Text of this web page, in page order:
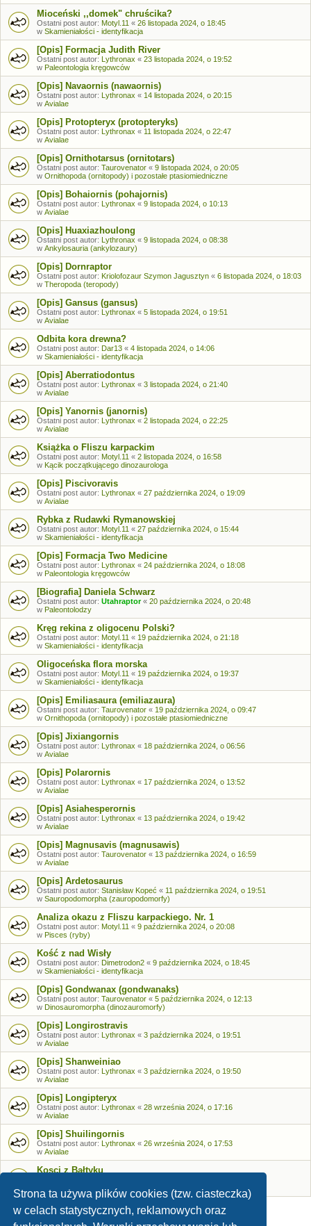
Strona ta używa plików cookies (tzw. ciasteczka)
w celach statystycznych, reklamowych oraz
Mioceński ,,domek" chruścika?
Ostatni post autor: Motyl.11 « 26 listopada 2024, o 18:45
w Skamieniałości - identyfikacja
[Opis] Formacja Judith River
Ostatni post autor: Lythronax « 23 listopada 2024, o 19:52
w Paleontologia kręgowców
[Opis] Navaornis (nawaornis)
Ostatni post autor: Lythronax « 14 listopada 2024, o 20:15
w Avialae
[Opis] Protopteryx (protopteryks)
Ostatni post autor: Lythronax « 11 listopada 2024, o 22:47
w Avialae
[Opis] Ornithotarsus (ornitotars)
Ostatni post autor: Taurovenator « 9 listopada 2024, o 20:05
w Ornithopoda (ornitopody) i pozostałe ptasiomiedniczne
[Opis] Bohaiornis (pohajornis)
Ostatni post autor: Lythronax « 9 listopada 2024, o 10:13
w Avialae
[Opis] Huaxiazhoulong
Ostatni post autor: Lythronax « 9 listopada 2024, o 08:38
w Ankylosauria (ankylozaury)
[Opis] Dornraptor
Ostatni post autor: Kriolofozaur Szymon Jagusztyn « 6 listopada 2024, o 18:03
w Theropoda (teropody)
[Opis] Gansus (gansus)
Ostatni post autor: Lythronax « 5 listopada 2024, o 19:51
w Avialae
Odbita kora drewna?
Ostatni post autor: Dar13 « 4 listopada 2024, o 14:06
w Skamieniałości - identyfikacja
[Opis] Aberratiodontus
Ostatni post autor: Lythronax « 3 listopada 2024, o 21:40
w Avialae
[Opis] Yanornis (janornis)
Ostatni post autor: Lythronax « 2 listopada 2024, o 22:25
w Avialae
Książka o Fliszu karpackim
Ostatni post autor: Motyl.11 « 2 listopada 2024, o 16:58
w Kącik początkującego dinozaurologa
[Opis] Piscivoravis
Ostatni post autor: Lythronax « 27 października 2024, o 19:09
w Avialae
Rybka z Rudawki Rymanowskiej
Ostatni post autor: Motyl.11 « 27 października 2024, o 15:44
w Skamieniałości - identyfikacja
[Opis] Formacja Two Medicine
Ostatni post autor: Lythronax « 24 października 2024, o 18:08
w Paleontologia kręgowców
[Biografia] Daniela Schwarz
Ostatni post autor: Utahraptor« 20 października 2024, o 20:48
w Paleontolodzy
Kręg rekina z oligocenu Polski?
Ostatni post autor: Motyl.11 « 19 października 2024, o 21:18
w Skamieniałości - identyfikacja
Oligoceńska flora morska
Ostatni post autor: Motyl.11 « 19 października 2024, o 19:37
w Skamieniałości - identyfikacja
[Opis] Emiliasaura (emiliazaura)
Ostatni post autor: Taurovenator « 19 października 2024, o 09:47
w Ornithopoda (ornitopody) i pozostałe ptasiomiedniczne
[Opis] Jixiangornis
Ostatni post autor: Lythronax « 18 października 2024, o 06:56
w Avialae
[Opis] Polarornis
Ostatni post autor: Lythronax « 17 października 2024, o 13:52
w Avialae
[Opis] Asiahesperornis
Ostatni post autor: Lythronax « 13 października 2024, o 19:42
w Avialae
[Opis] Magnusavis (magnusawis)
Ostatni post autor: Taurovenator « 13 października 2024, o 16:59
w Avialae
[Opis] Ardetosaurus
Ostatni post autor: Stanisław Kopeć « 11 października 2024, o 19:51
w Sauropodomorpha (zauropodomorfy)
Analiza okazu z Fliszu karpackiego. Nr. 1
Ostatni post autor: Motyl.11 « 9 października 2024, o 20:08
w Pisces (ryby)
Kość z nad Wisły
Ostatni post autor: Dimetrodon2 « 9 października 2024, o 18:45
w Skamieniałości - identyfikacja
[Opis] Gondwanax (gondwanaks)
Ostatni post autor: Taurovenator « 5 października 2024, o 12:13
w Dinosauromorpha (dinozauromorfy)
[Opis] Longirostravis
Ostatni post autor: Lythronax « 3 października 2024, o 19:51
w Avialae
[Opis] Shanweiniao
Ostatni post autor: Lythronax « 3 października 2024, o 19:50
w Avialae
[Opis] Longipteryx
Ostatni post autor: Lythronax « 28 września 2024, o 17:16
w Avialae
[Opis] Shuilingornis
Ostatni post autor: Lythronax « 26 września 2024, o 17:53
w Avialae
Kosci z Bałtyku
Skamieniałości - identyfikacja